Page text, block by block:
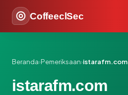
CoffeeclSec
Beranda›Pemeriksaan›istarafm.com
istarafm.com